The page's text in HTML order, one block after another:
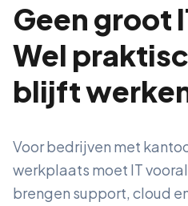
Geen groot
Wel
blijft
Voor bedrijven met
werkplaats moet IT
brengen support, cloud